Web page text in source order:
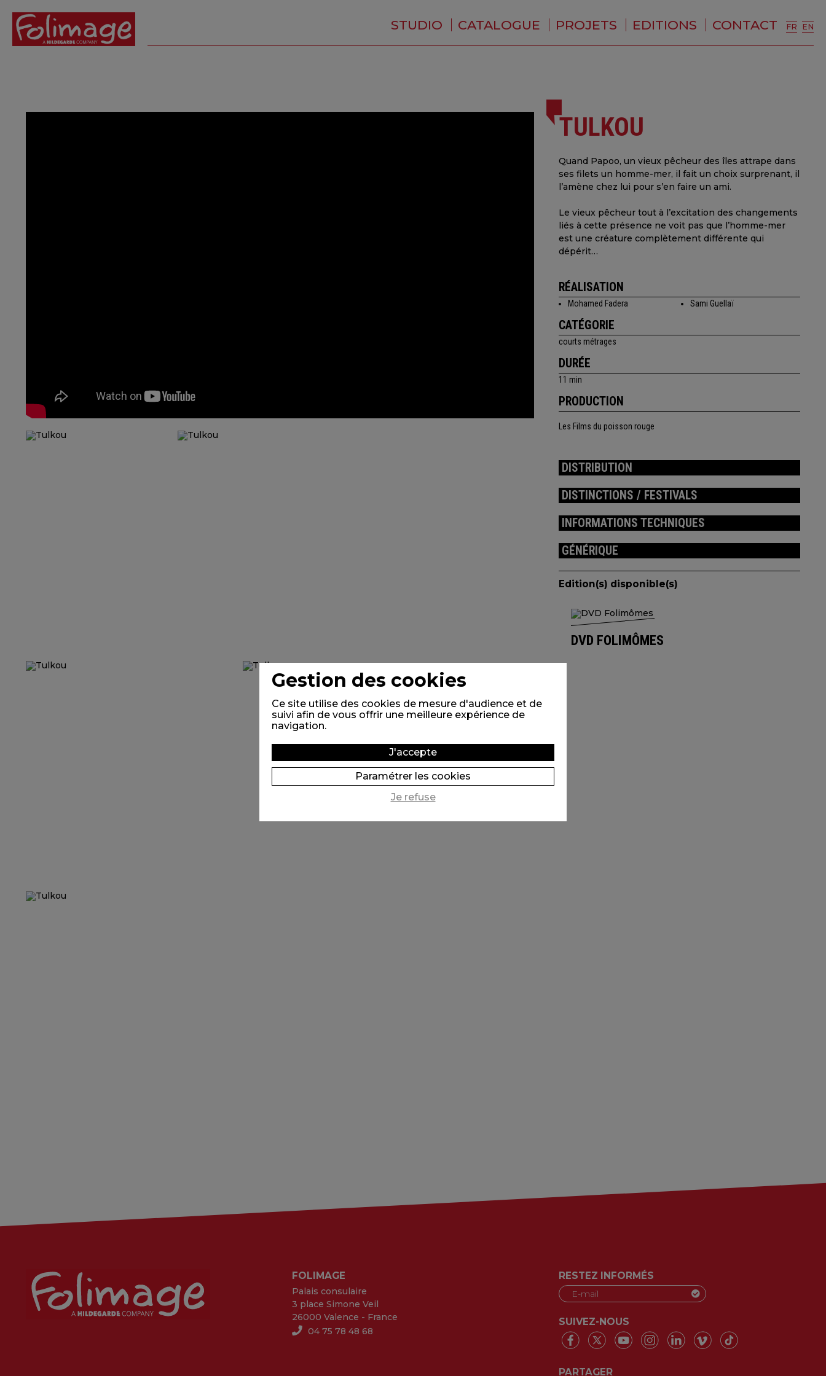
STUDIO
QUI SOMMES-NOUS ?
CATALOGUE PROJETS EDITIONS CONTACT FR EN
TULKOU
Quand Papoo, un vieux pêcheur des îles attrape dans
ses filets un homme-mer, il fait un choix surprenant, il
l’amène chez lui pour s’en faire un ami.
Le vieux pêcheur tout à l’excitation des changements
liés à cette présence ne voit pas que l’homme-mer
est une créature complètement différente qui
dépérit…
RÉALISATION
Mohamed Fadera Sami Guellaï
CATÉGORIE
courts métrages
DURÉE
11 min
PRODUCTION
Les Films du poisson rouge
DISTRIBUTION
DISTINCTIONS / FESTIVALS
INFORMATIONS TECHNIQUES
GÉNÉRIQUE
Edition(s) disponible(s)
DVD FOLIMÔMES
FOLIMAGE
Palais consulaire
3 place Simone Veil
26000 Valence - France
04 75 78 48 68
RESTEZ INFORMÉS
SUIVEZ-NOUS
PARTAGER
Gestion des cookies
Ce site utilise des cookies de mesure d'audience et de
suivi afin de vous offrir une meilleure expérience de
navigation.
J'accepte
Paramétrer les cookies
Je refuse